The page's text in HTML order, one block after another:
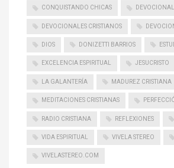
CONQUISTANDO CHICAS
DEVOCIONALES CRISTIANOS
DIOS DONIZETTI BARRIOS
EXCELENCIA ESPIRITUAL JESUCRISTO
LA GALANTERÍA MADUREZ CRISTIANA
MEDITACIONES CRISTIANAS
RADIO CRISTIANA REFLEXIONES
VIDA ESPIRITUAL VIVELA STEREO
VIVELASTEREO.COM